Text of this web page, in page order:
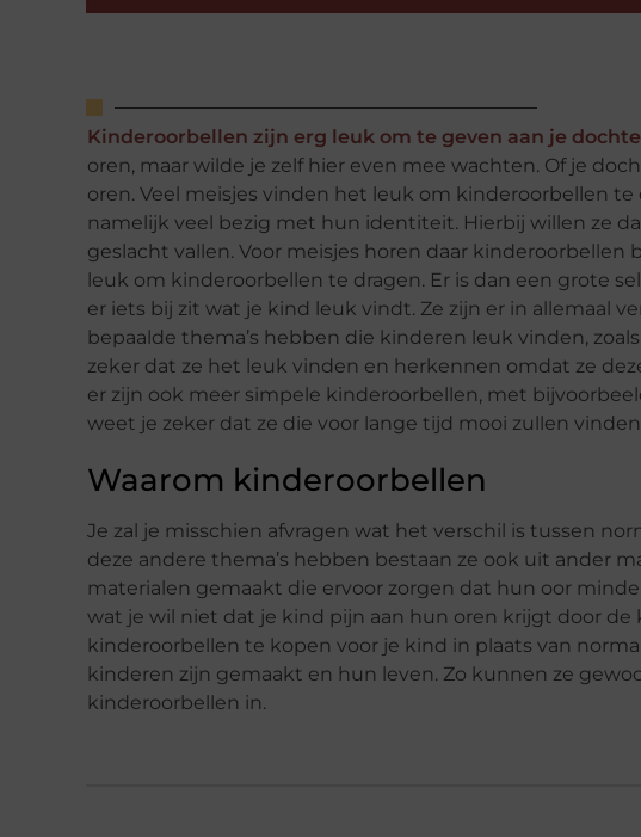
Kinderoorbellen zijn erg leuk om te geven aan je
oren, maar wilde je zelf hier even mee wachten. Of je
oren. Veel meisjes vinden het leuk om kinderoorbellen
namelijk veel bezig met hun identiteit. Hierbij willen ze
geslacht vallen. Voor meisjes horen daar
leuk om kinderoorbellen te dragen. Er is dan een grote
er iets bij zit wat je kind leuk vindt. Ze zijn er in allemaal
bepaalde thema’s hebben die kinderen leuk vinden,
zeker dat ze het leuk vinden en herkennen omdat ze
er zijn ook meer simpele kinderoorbellen, met
weet je zeker dat ze die voor lange tijd mooi zullen
Waarom kinderoorbellen
Je zal je misschien afvragen wat het verschil is tussen
deze andere thema’s hebben bestaan ze ook uit ander
materialen gemaakt die ervoor zorgen dat hun oor
wat je wil niet dat je kind pijn aan hun oren krijgt door
kinderoorbellen te kopen voor je kind in plaats van
kinderen zijn gemaakt en hun leven. Zo kunnen ze
kinderoorbellen in.